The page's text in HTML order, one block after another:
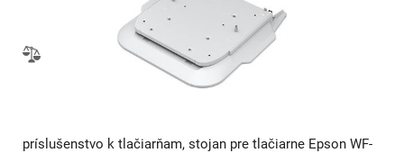
príslušenstvo k tlačiarňam, stojan pre tlačiarne Epson WF-